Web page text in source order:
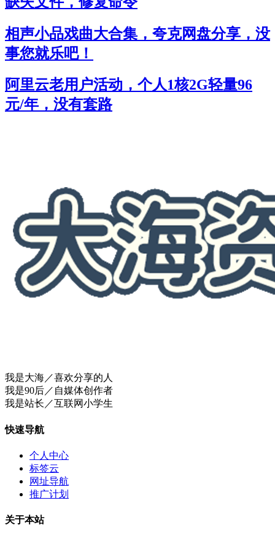
相声小品戏曲大合集，夸克网盘分享，没
事您就乐吧！
阿里云老用户活动，个人1核2G轻量96
元/年，没有套路
我是大海／喜欢分享的人
我是90后／自媒体创作者
我是站长／互联网小学生
快速导航
个人中心
标签云
网址导航
推广计划
关于本站